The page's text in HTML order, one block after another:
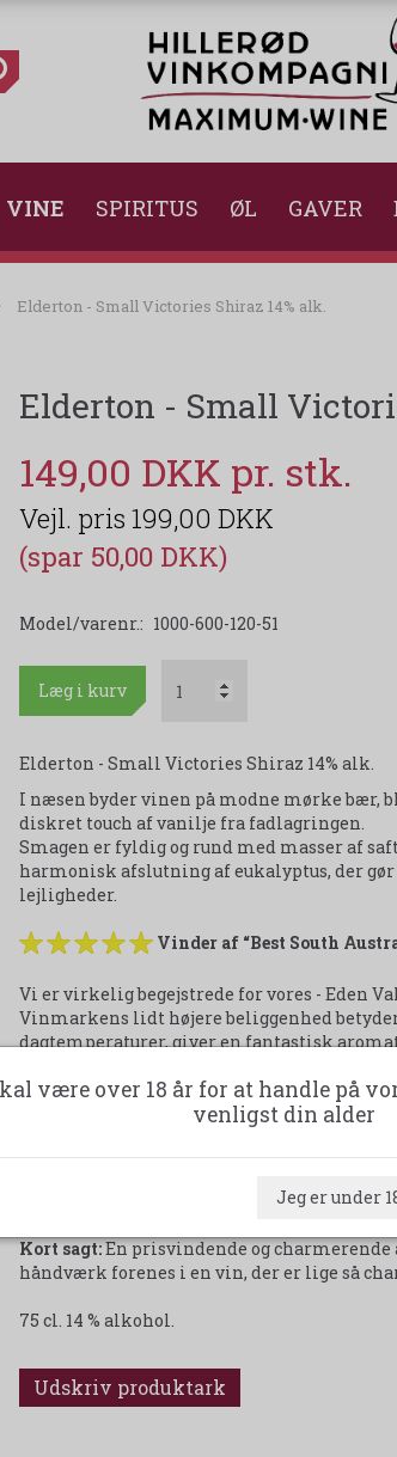
VINE SPIRITUS ØL GAVER
Elderton - Small Victories Shiraz 14% alk.
Elderton - Small
149,00 DKK
199,00 DKK
(spar 50,00 DKK)
Model/varenr.: 1000-600-120-51
Læg i kurv
Elderton - Small Victories Shiraz 14% alk.
I næsen byder vinen på modne mørke bær,
diskret touch af vanilje fra fadlagringen.
Smagen er fyldig og rund med masser af
harmonisk afslutning af eukalyptus, der
lejligheder.
Vinder af “Best South
Vi er virkelig begejstrede for vores - Eden
Vinmarkens lidt højere beliggenhed
dagtemperaturer, giver en fantastisk
Alle de karakteristiske smagsvarianter
pakke.
Nyd den ved 14 - 16 grader !!!!!!!!
Serveringsforslag:
Perfekt til alt fra grillretter, lam, oksekød,
nydes alene som et hyggeligt glas.
Kort sagt:En prisvindende og charmerende
håndværk forenes i en vin, der er lige så
75 cl. 14 % alkohol.
Udskriv produktark
være over 18 år for at handle på
venligst din alder
Jeg er under